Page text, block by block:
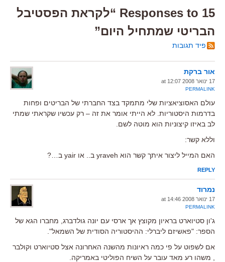
15 Responses to “לקראת הפסטיבל
הבריטי שמתחיל היום”
פיד תגובות
אור ברקת
17 ינואר 2008 at 12:07
PERMALINK
עולם האסוציאציות שלי מתמקד בצד החברתי של הבריטים ופחות
בדרמות היסטוריות. לא הייתי אומר את זה – רק עכשיו שקראתי שמתי
לב באיזו קיצוניות הוא מוטה לשם.
וללא קשר:
האם המייל ליצור איתך קשר הוא yraveh ב.. או yair ב…?
REPLY
נמרוד
17 ינואר 2008 at 14:46
PERMALINK
ג'ון סטיוארט בראיון מקוצץ אך ארסי עם יונה גולדברג, מחברו הגא של
הספר: "פאשיזם ליברלי: ההיסטוריה הסודית של השמאל".
אם לשפוט על פי כמה ראיונות מהשנה האחרונה אצל סטיוארט וקולבר
, משהו רע מאד עובר על השיח הפוליטי באמריקה.